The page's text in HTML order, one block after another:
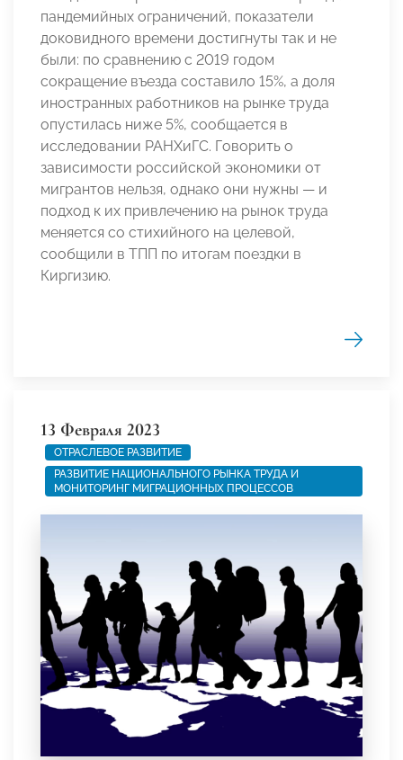
пандемийных ограничений, показатели
доковидного времени достигнуты так и не
были: по сравнению с 2019 годом
сокращение въезда составило 15%, а доля
иностранных работников на рынке труда
опустилась ниже 5%, сообщается в
исследовании РАНХиГС. Говорить о
зависимости российской экономики от
мигрантов нельзя, однако они нужны — и
подход к их привлечению на рынок труда
меняется со стихийного на целевой,
сообщили в ТПП по итогам поездки в
Киргизию.
13 Февраля 2023
ОТРАСЛЕВОЕ РАЗВИТИЕ
РАЗВИТИЕ НАЦИОНАЛЬНОГО РЫНКА ТРУДА И
МОНИТОРИНГ МИГРАЦИОННЫХ ПРОЦЕССОВ